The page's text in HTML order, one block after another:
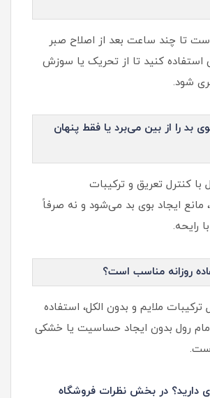
تا چند ساعت بعد از اصلاح صبر
کنید تا از تحریک یا سوزش
شود.
بد را از بین می‌برد یا فقط پنهان
کنترل تعریق و ترکیبات
مانع ایجاد بوی بد می‌شود و نه صرفاً
رایحه.
روزانه مناسب است؟
ترکیبات ملایم و بدون الکل، استفاده
مام رول بدون ایجاد حساسیت یا خشکی
دارید؟ در بخش نظرات فروشگاه